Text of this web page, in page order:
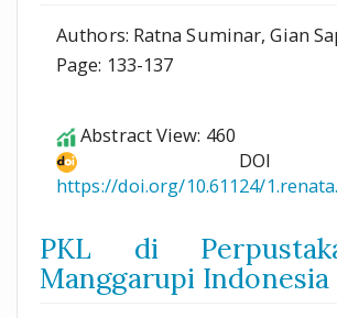
Authors: Ratna Suminar, Gian
Page: 133-137
Abstract View: 460
https://doi.org/10.61124/
PKL di
Manggarupi Indonesia